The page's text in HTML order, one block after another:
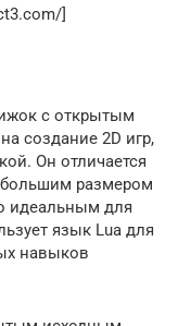
]
с открытым
создание 2D игр,
Он отличается
размером
идеальным для
язык Lua для
навыков